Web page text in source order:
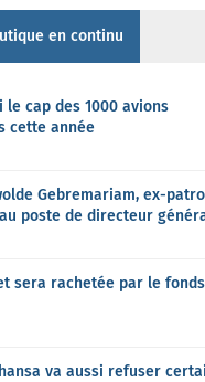
en continu
cap des 1000 avions
cette année
Gebremariam, ex-
poste de directeur
sera rachetée par le fonds
va aussi refuser